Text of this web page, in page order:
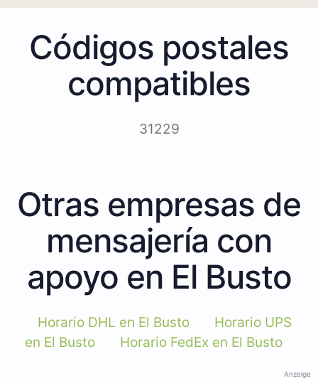
Códigos postales
compatibles
31229
Otras empresas de
mensajería con
apoyo en El Busto
Horario DHL en El Busto
Horario UPS
en El Busto
Horario FedEx en El Busto
Anzeige